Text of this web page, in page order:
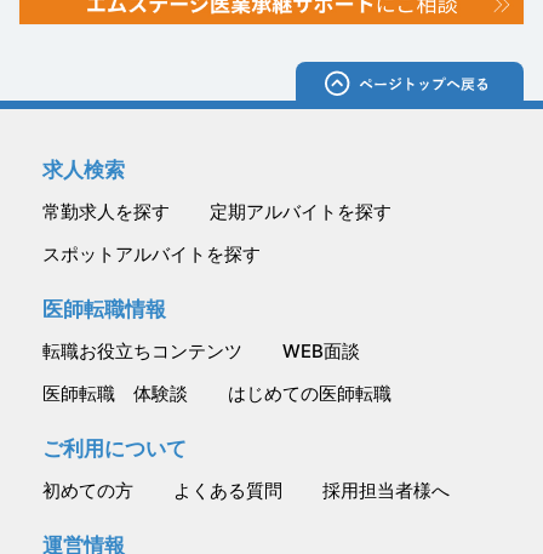
求人検索
常勤求人を探す
定期アルバイトを探す
スポットアルバイトを探す
医師転職情報
転職お役立ちコンテンツ
WEB面談
医師転職 体験談
はじめての医師転職
ご利用について
初めての方 よくある質問 採用担当者様へ
運営情報